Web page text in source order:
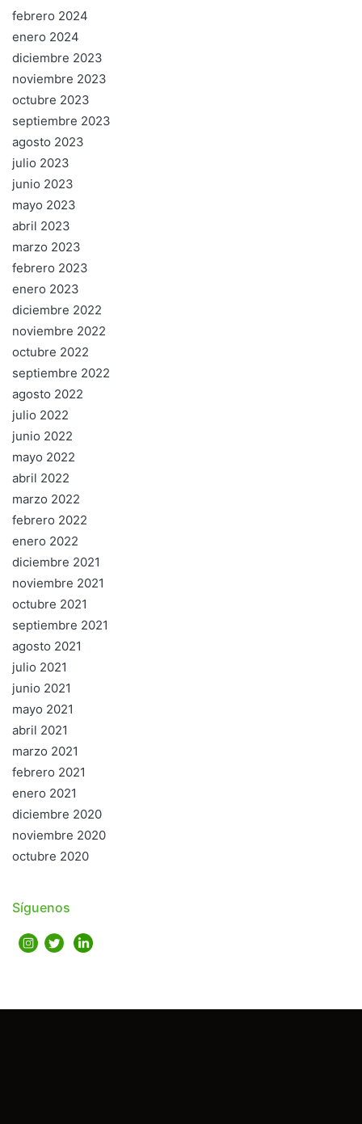
febrero 2024
enero 2024
diciembre 2023
noviembre 2023
octubre 2023
septiembre 2023
agosto 2023
julio 2023
junio 2023
mayo 2023
abril 2023
marzo 2023
febrero 2023
enero 2023
diciembre 2022
noviembre 2022
octubre 2022
septiembre 2022
agosto 2022
julio 2022
junio 2022
mayo 2022
abril 2022
marzo 2022
febrero 2022
enero 2022
diciembre 2021
noviembre 2021
octubre 2021
septiembre 2021
agosto 2021
julio 2021
junio 2021
mayo 2021
abril 2021
marzo 2021
febrero 2021
enero 2021
diciembre 2020
noviembre 2020
octubre 2020
Síguenos